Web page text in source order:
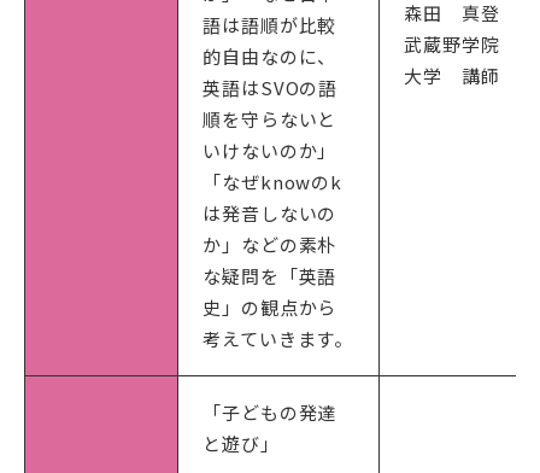
語は語順が比較
的自由なのに、
英語はSVOの語
順を守らないと
いけないのか」
「なぜknowのk
は発音しないの
か」などの素朴
な疑問を「英語
史」の観点から
考えていきます。
森田 真登
武蔵野学院
大学 講師
「子どもの発達
と遊び」